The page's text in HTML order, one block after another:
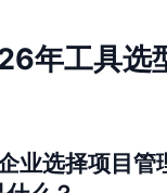
年工具选
业选择项目管